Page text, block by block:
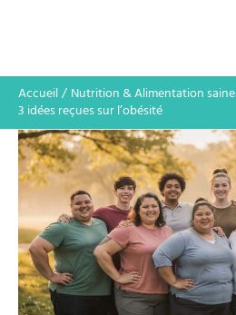
Accueil
Nutrition & Alimentation saine
3 idées reçues sur l’obésité